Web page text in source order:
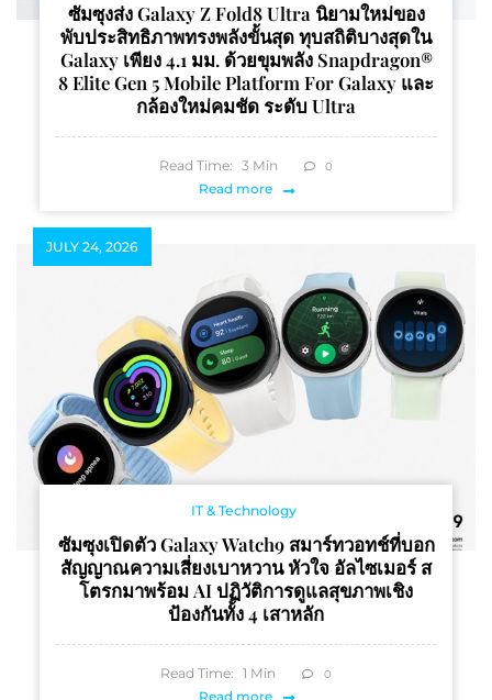
ซัมซุงส่ง Galaxy Z Fold8 Ultra นิยามใหม่ของ
พับประสิทธิภาพทรงพลังขั้นสุด ทุบสถิติบางสุดใน
Galaxy เพียง 4.1 มม. ด้วยขุมพลัง Snapdragon®
8 Elite Gen 5 Mobile Platform For Galaxy และ
กล้องใหม่คมชัด ระดับ Ultra
Read Time: 3 Min 0
Read more
JULY 24, 2026
IT & Technology
ซัมซุงเปิดตัว Galaxy Watch9 สมาร์ทวอทช์ที่บอก
สัญญาณความเสี่ยงเบาหวาน หัวใจ อัลไซเมอร์ ส
โตรกมาพร้อม AI ปฏิวัติการดูแลสุขภาพเชิง
ป้องกันทั้ง 4 เสาหลัก
Read Time: 1 Min 0
Read more